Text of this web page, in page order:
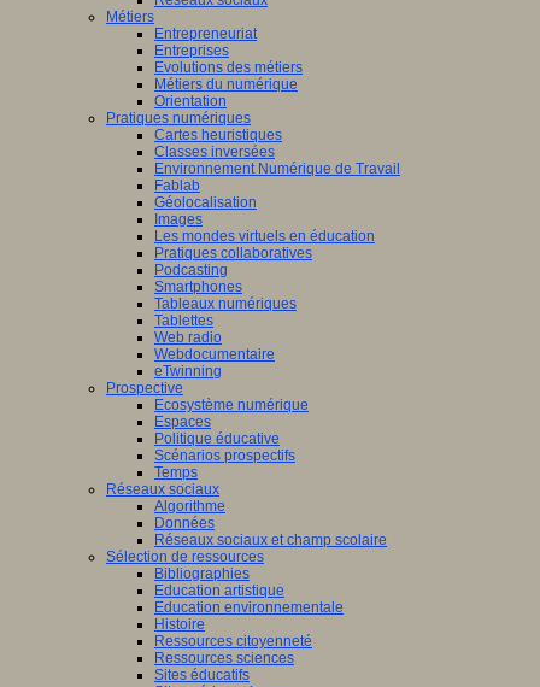
Métiers
Entrepreneuriat
Entreprises
Evolutions des métiers
Métiers du numérique
Orientation
Pratiques numériques
Cartes heuristiques
Classes inversées
Environnement Numérique de Travail
Fablab
Géolocalisation
Images
Les mondes virtuels en éducation
Pratiques collaboratives
Podcasting
Smartphones
Tableaux numériques
Tablettes
Web radio
Webdocumentaire
eTwinning
Prospective
Ecosystème numérique
Espaces
Politique éducative
Scénarios prospectifs
Temps
Réseaux sociaux
Algorithme
Données
Réseaux sociaux et champ scolaire
Sélection de ressources
Bibliographies
Education artistique
Education environnementale
Histoire
Ressources citoyenneté
Ressources sciences
Sites éducatifs